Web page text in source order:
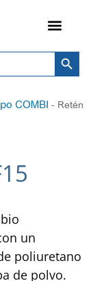
Botón
COMBI - Retén
un
poliuretano
de polvo.